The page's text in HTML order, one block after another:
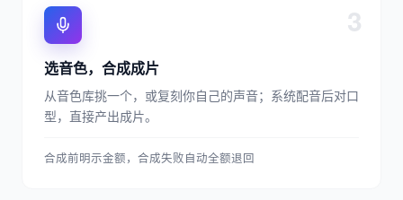
3
选音色，合成成片
从音色库挑一个，或复刻你自己的声音；系统配音后对口
型，直接产出成片。
合成前明示金额，合成失败自动全额退回